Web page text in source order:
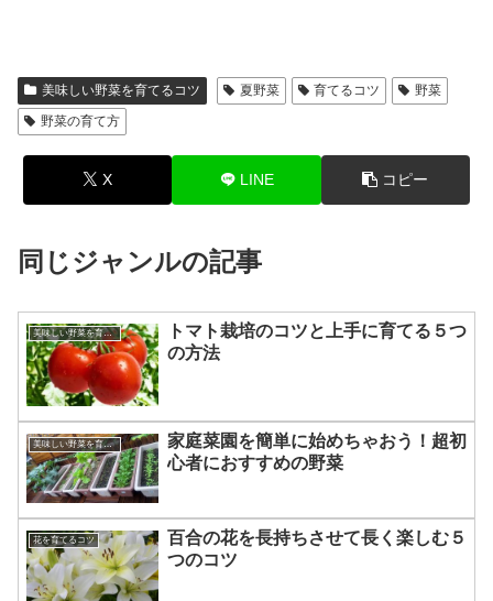
美味しい野菜を育てるコツ 夏野菜 育てるコツ
野菜
野菜の育て方
X LINE コピー
同じジャンルの記事
美味しい野菜を育てるコツ
トマト栽培のコツと上手に育てる５つ
の方法
美味しい野菜を育てるコツ
家庭菜園を簡単に始めちゃおう！超初
心者におすすめの野菜
花を育てるコツ
百合の花を長持ちさせて長く楽しむ５
つのコツ